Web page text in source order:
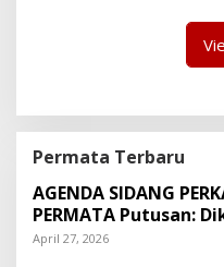
Hapus Berita Kian Menguat
Permata Terbaru
AGENDA SIDANG
PERMATA Putusan:
Tahun Penjara
April 27, 2026